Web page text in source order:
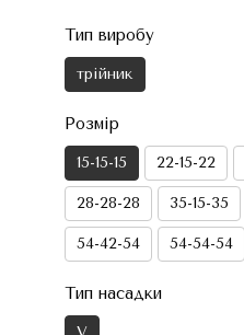
Тип виробу
трійник
Розмір
15-15-15 22-15-22
28-28-28 35-15-35
54-42-54 54-54-54
Тип насадки